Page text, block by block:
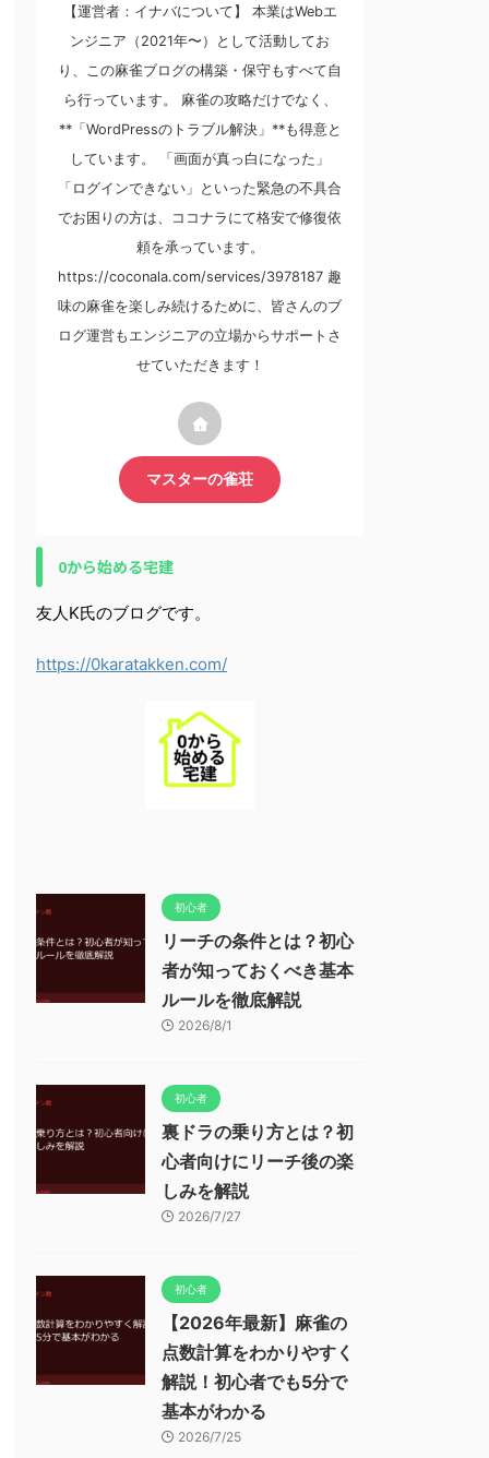
【運営者：イナバについて】 本業はWebエ
ンジニア（2021年〜）として活動してお
り、この麻雀ブログの構築・保守もすべて自
ら行っています。 麻雀の攻略だけでなく、
**「WordPressのトラブル解決」**も得意と
しています。 「画面が真っ白になった」
「ログインできない」といった緊急の不具合
でお困りの方は、ココナラにて格安で修復依
頼を承っています。
https://coconala.com/services/3978187 趣
味の麻雀を楽しみ続けるために、皆さんのブ
ログ運営もエンジニアの立場からサポートさ
せていただきます！
マスターの雀荘
0から始める宅建
友人K氏のブログです。
https://0karatakken.com/
初心者
リーチの条件とは？初心
者が知っておくべき基本
ルールを徹底解説
2026/8/1
初心者
裏ドラの乗り方とは？初
心者向けにリーチ後の楽
しみを解説
2026/7/27
初心者
【2026年最新】麻雀の
点数計算をわかりやすく
解説！初心者でも5分で
基本がわかる
2026/7/25